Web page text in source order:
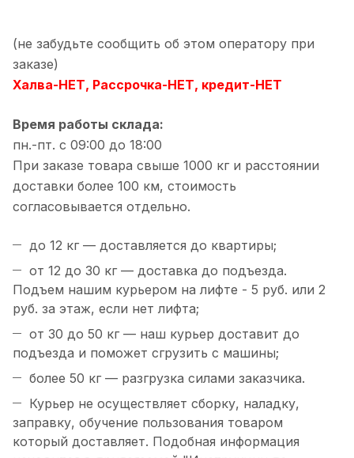
(не забудьте сообщить об этом оператору при
заказе)
Халва-НЕТ, Рассрочка-НЕТ, кредит-НЕТ
Время работы склада:
пн.-пт. с 09:00 до 18:00
При заказе товара свыше 1000 кг и расстоянии
доставки более 100 км, стоимость
согласовывается отдельно.
до 12 кг — доставляется до квартиры;
от 12 до 30 кг — доставка до подъезда.
Подъем нашим курьером на лифте - 5 руб. или 2
руб. за этаж, если нет лифта;
от 30 до 50 кг — наш курьер доставит до
подъезда и поможет сгрузить с машины;
более 50 кг — разгрузка силами заказчика.
Курьер не осуществляет сборку, наладку,
заправку, обучение пользования товаром
который доставляет. Подобная информация